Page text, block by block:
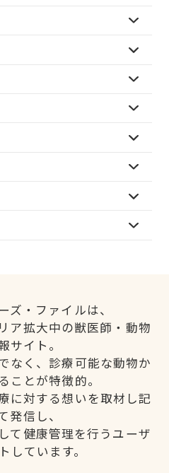
ズ・ファイルは、
ア拡大中の獣医師・動物
サイト。
なく、診療可能な動物か
ことが特徴的。
に対する想いを取材し記
発信し、
て健康管理を行うユーザ
しています。